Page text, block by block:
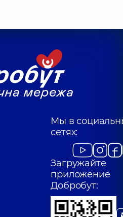
Мы в
сетях:
Загружайте
приложение
Добробут: